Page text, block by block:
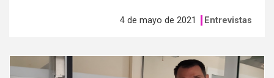
4 de mayo de 2021 Entrevistas
Ver